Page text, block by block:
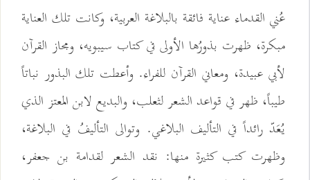
عُني القدماء عناية فائقة بالبلاغة العربية، وكانت تلك العناية
مبكرة، ظهرت بذورُها الأولى في كتاب سيبويه، ومجاز القرآن
لأبي عبيدة، ومعاني القرآن للفراء. وأعطت تلك البذور نباتاً
طيباً، ظهر في قواعد الشعر لثعلب، والبديع لابن المعتز الذي
يُعَدّ رائداً في التأليف البلاغي. وتوالى التأليفُ في البلاغة،
وظهرت كتب كثيرة منها: نقد الشعر لقدامة بن جعفر،